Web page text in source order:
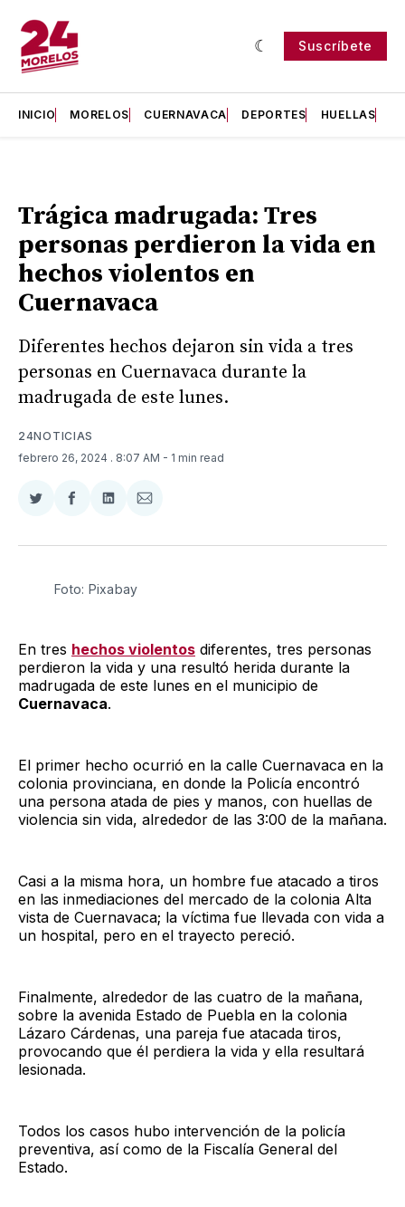
Suscríbete
INICIO MORELOS CUERNAVACA DEPORTES HUELLAS
Trágica madrugada: Tres
personas perdieron la vida en
hechos violentos en
Cuernavaca
Diferentes hechos dejaron sin vida a tres
personas en Cuernavaca durante la
madrugada de este lunes.
24NOTICIAS
febrero 26, 2024 . 8:07 AM - 1 min read
Compartir
Twitter
Compartir
Facebook
Compartir
LinkedIn
Compartir
Email
Foto: Pixabay
En tres hechos violentos diferentes, tres personas
perdieron la vida y una resultó herida durante la
madrugada de este lunes en el municipio de
Cuernavaca.
El primer hecho ocurrió en la calle Cuernavaca en la
colonia provinciana, en donde la Policía encontró
una persona atada de pies y manos, con huellas de
violencia sin vida, alrededor de las 3:00 de la mañana.
Casi a la misma hora, un hombre fue atacado a tiros
en las inmediaciones del mercado de la colonia Alta
vista de Cuernavaca; la víctima fue llevada con vida a
un hospital, pero en el trayecto pereció.
Finalmente, alrededor de las cuatro de la mañana,
sobre la avenida Estado de Puebla en la colonia
Lázaro Cárdenas, una pareja fue atacada tiros,
provocando que él perdiera la vida y ella resultará
lesionada.
Todos los casos hubo intervención de la policía
preventiva, así como de la Fiscalía General del
Estado.